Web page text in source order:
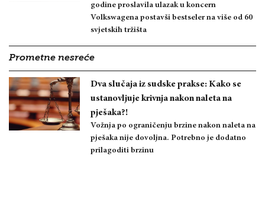
godine proslavila ulazak u koncern
Volkswagena postavši bestseler na više od 60
svjetskih tržišta
Prometne nesreće
Dva slučaja iz sudske prakse: Kako se
ustanovljuje krivnja nakon naleta na
pješaka?!
Vožnja po ograničenju brzine nakon naleta na
pješaka nije dovoljna. Potrebno je dodatno
prilagoditi brzinu